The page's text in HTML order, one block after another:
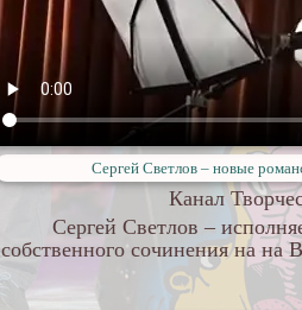
Сергей Светлов – новые
Канал
Сергей Светлов –
собственного сочинения на